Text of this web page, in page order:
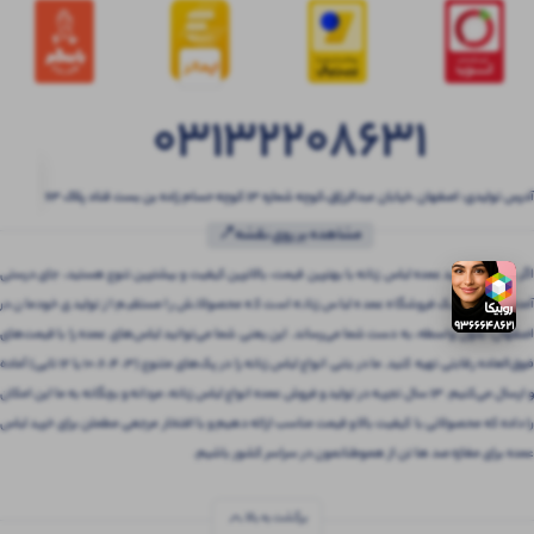
03132208631
آدرس تولیدی: اصفهان ،خیابان عبدالرزاق،کوچه شماره ۱۳ کوچه حسام زاده بن بست قناد پلاک ۶۳
مشاهده بر روی نقشه📍
اگر به دنبال خرید عمده لباس زنانه با بهترین قیمت، بالاترین کیفیت و بیشترین تنوع هستید، جای درستی
آمده‌اید! بتنی یک فروشگاه عمده لباس زنانه است که محصولاتش را مستقیم از تولیدی خودمان در
اصفهان، بدون واسطه، به دست شما می‌رساند. این یعنی شما می‌توانید لباس‌های عمده را با قیمت‌های
فوق‌العاده رقابتی تهیه کنید. ما در بتنی انواع لباس زنانه را در پک‌های متنوع (3، 4، 6، 10 یا 12 تایی) آماده
و ارسال می‌کنیم. 13 سال تجربه در تولید و فروش عمده انواع لباس زنانه، مردانه و بچگانه به ما این امکان
را داده که محصولاتی با کیفیت بالا و قیمت مناسب ارائه دهیم و با افتخار مرجعی مطمئن برای خرید لباس
عمده برای مغازه صد ها تن از هموطنانمون در سراسر کشور باشیم.
برگشت به بالا